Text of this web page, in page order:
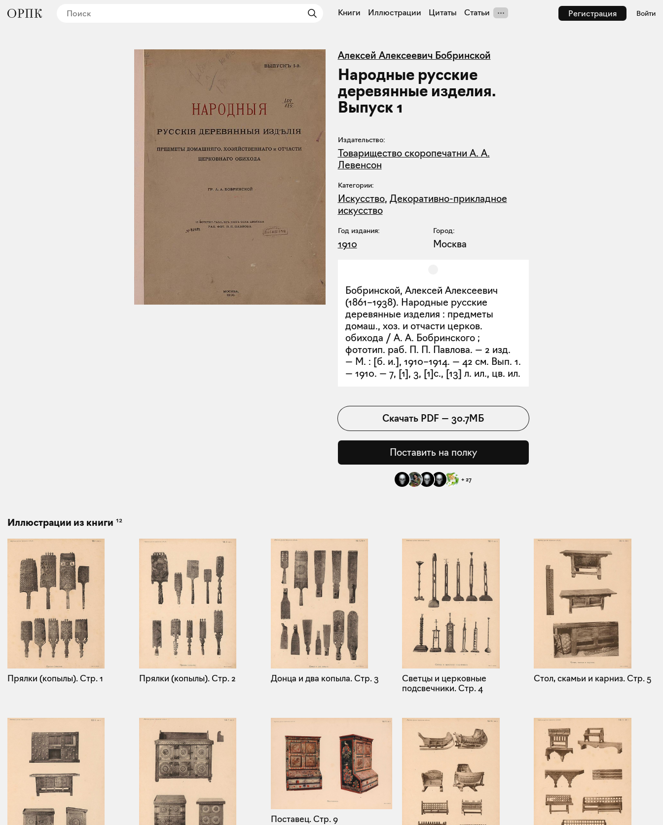
Регистрация Войти
Книги Иллюстрации Цитаты Статьи
Алексей Алексеевич Бобринской
Народные русские
деревянные изделия.
Выпуск 1
Издательство:
Товарищество скоропечатни А. А.
Левенсон
Категории:
Искусство, Декоративно-прикладное
искусство
Год издания:
1910
Город:
Москва
Бобринской, Алексей Алексеевич
(1861–1938). Народные русские
деревянные изделия : предметы
домаш., хоз. и отчасти церков.
обихода / А. А. Бобринского ;
фототип. раб. П. П. Павлова. — 2 изд.
— М. : [б. и.], 1910–1914. — 42 см. Вып. 1.
— 1910. — 7, [1], 3, [1]с., [13] л. ил., цв. ил.
Скачать PDF — 30.7МБ
Поставить на полку
+27
Иллюстрации из книги 12
Прялки (копылы). Стр. 1 Прялки (копылы).Стр. 2 Донца и два копыла.Стр. 3
Светцы и церковные
подсвечники. Стр. 4
Стол, скамьи и карниз. Стр. 5
Поставец.Стр. 9